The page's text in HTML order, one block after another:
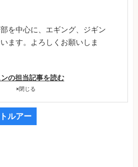
を中心に、エギング、ジギン
ます。よろしくお願いしま
の担当記事を読む
×閉じる
ルアー